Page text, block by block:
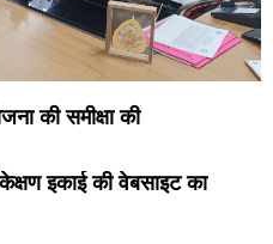
की समीक्षा की
इकाई की वेबसाइट का